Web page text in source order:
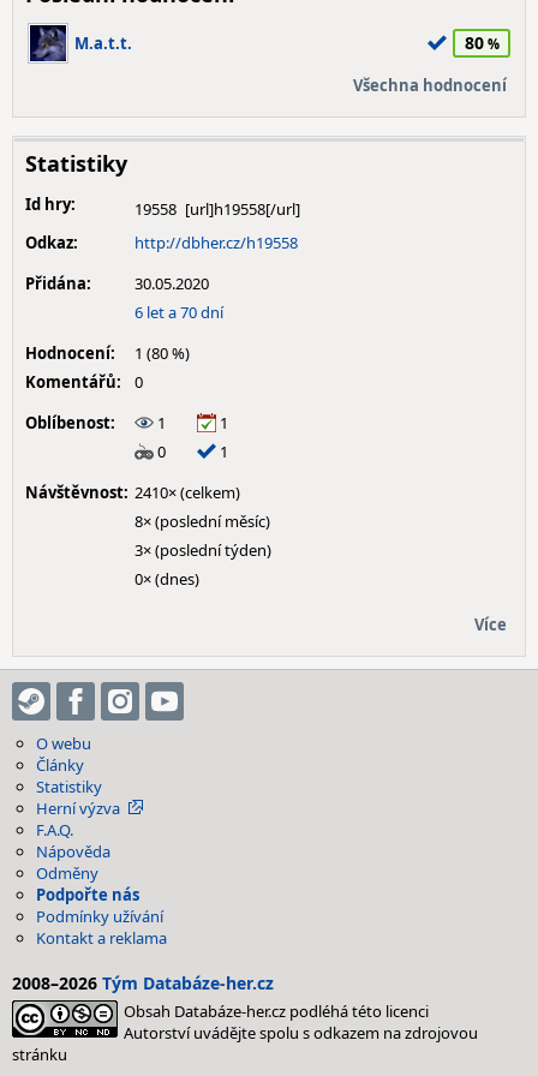
M.a.t.t. 80
Všechna hodnocení
Statistiky
Id hry:
19558
Odkaz:
http://dbher.cz/h19558
Přidána:
30.05.2020
6 let a 70 dní
Hodnocení:
1 (80 %)
Komentářů:
0
Oblíbenost:
1
1
0
1
Návštěvnost: 2410× (celkem)
8× (poslední měsíc)
3× (poslední týden)
0× (dnes)
Více
O webu
Články
Statistiky
Herní výzva
F.A.Q.
Nápověda
Odměny
Podpořte nás
Podmínky užívání
Kontakt a reklama
2008–2026 Tým Databáze-her.cz
Obsah Databáze-her.cz podléhá této licenci
Autorství uvádějte spolu s odkazem na zdrojovou
stránku